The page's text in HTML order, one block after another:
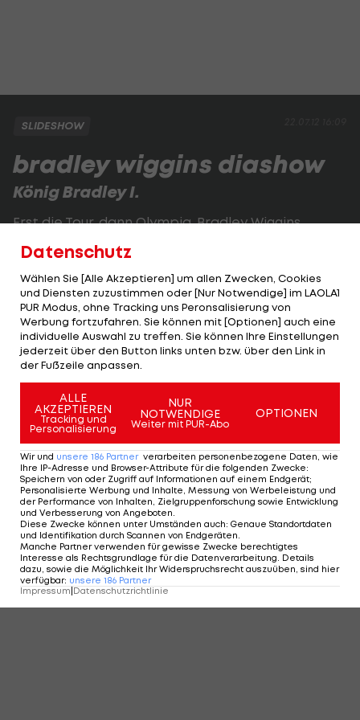
SLIDESHOW
bradley wiggins diashow
König Bradley I.
Erst die Tour, dann Olympia. Bradley Wiggins
krönte sich 2012 zum König des Radsports.
1 VON 54
KOMMENTARE
Datenschutz
Wählen Sie [Alle Akzeptieren] um allen Zwecken, Cookies
und Diensten zuzustimmen oder [Nur Notwendige] im LAOLA1
PUR Modus, ohne Tracking uns Peronsalisierung von
Werbung fortzufahren. Sie können mit [Optionen] auch eine
individuelle Auswahl zu treffen. Sie können Ihre Einstellungen
jederzeit über den Button links unten bzw. über den Link in
der Fußzeile anpassen.
ALLE
AKZEPTIEREN
Tracking und
Personalisierung
NUR
NOTWENDIGE
Weiter mit PUR-Abo
OPTIONEN
Wir und unsere 186 Partner verarbeiten personenbezogene Daten, wie
Ihre IP-Adresse und Browser-Attribute für die folgenden Zwecke:
Speichern von oder Zugriff auf Informationen auf einem Endgerät;
Personalisierte Werbung und Inhalte, Messung von Werbeleistung und
der Performance von Inhalten, Zielgruppenforschung sowie Entwicklung
und Verbesserung von Angeboten.
Diese Zwecke können unter Umständen auch: Genaue Standortdaten
und Identifikation durch Scannen von Endgeräten.
Manche Partner verwenden für gewisse Zwecke berechtigtes
Interesse als Rechtsgrundlage für die Datenverarbeitung. Details
dazu, sowie die Möglichkeit Ihr Widerspruchsrecht auszuüben, sind hier
verfügbar: unsere 186 Partner
Impressum Datenschutzrichtlinie